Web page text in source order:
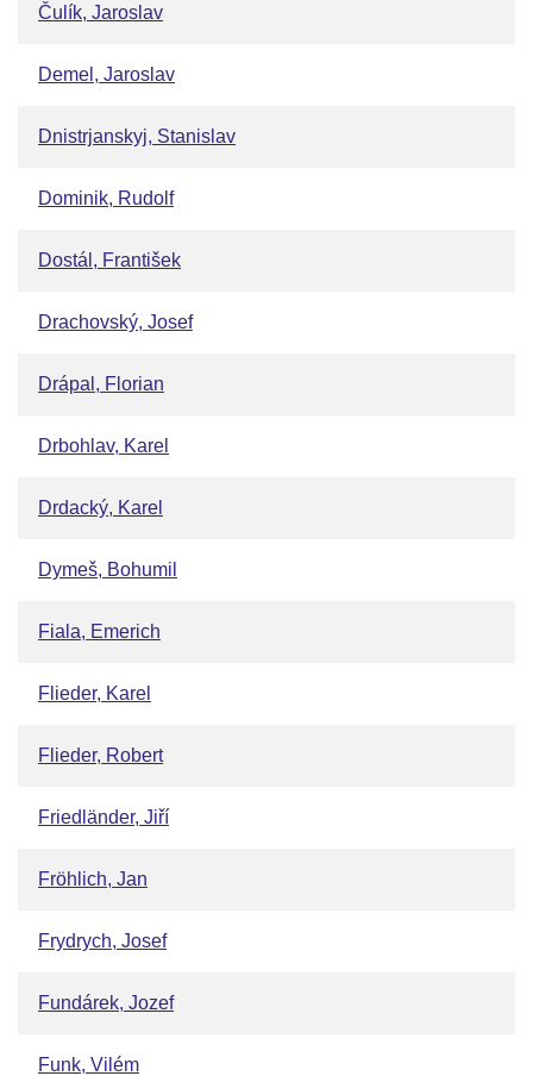
Čulík, Jaroslav
Demel, Jaroslav
Dnistrjanskyj, Stanislav
Dominik, Rudolf
Dostál, František
Drachovský, Josef
Drápal, Florian
Drbohlav, Karel
Drdacký, Karel
Dymeš, Bohumil
Fiala, Emerich
Flieder, Karel
Flieder, Robert
Friedländer, Jiří
Fröhlich, Jan
Frydrych, Josef
Fundárek, Jozef
Funk, Vilém